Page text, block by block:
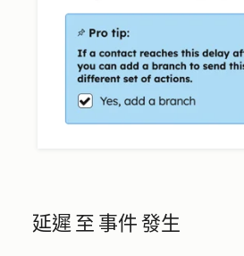
延遲 至 事件 發生